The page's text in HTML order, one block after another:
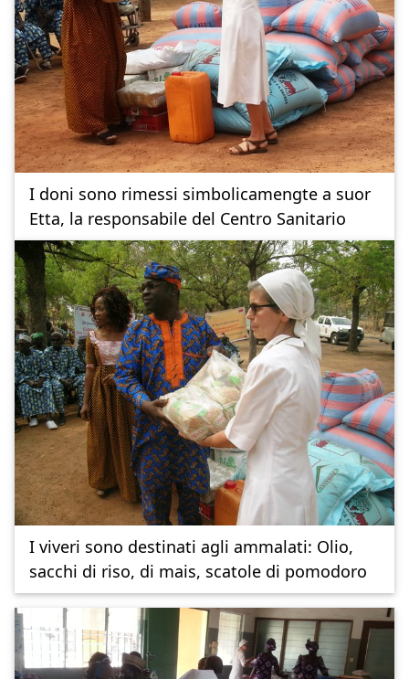
I doni sono rimessi simbolicamengte a suor
Etta, la responsabile del Centro Sanitario
I viveri sono destinati agli ammalati: Olio,
sacchi di riso, di mais, scatole di pomodoro